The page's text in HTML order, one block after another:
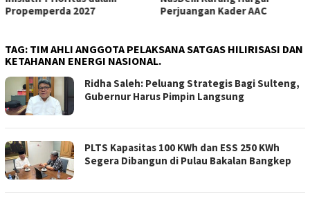
Perjuangan Kader AAC
Kepengurusan
TAG: TIM AHLI ANGGOTA PELAKSANA SATGAS HILIRISASI DAN
KETAHANAN ENERGI NASIONAL.
Ridha Saleh: Peluang Strategis Bagi Sulteng,
Gubernur Harus Pimpin Langsung
PLTS Kapasitas 100 KWh dan ESS 250 KWh
Segera Dibangun di Pulau Bakalan Bangkep